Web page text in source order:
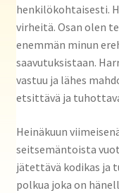
henkilökohtaisesti.
virheitä. Osan olen
enemmän minun
saavutuksistaan.
vastuu ja lähes
etsittävä ja
Heinäkuun
seitsemäntoista
jätettävä kodikas ja
polkua joka on